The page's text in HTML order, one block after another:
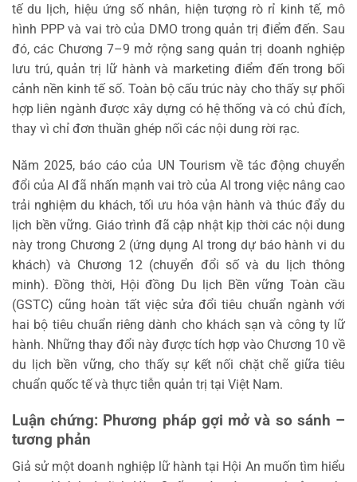
tế du lịch, hiệu ứng số nhân, hiện tượng rò rỉ kinh tế, mô
hình PPP và vai trò của DMO trong quản trị điểm đến. Sau
đó, các Chương 7–9 mở rộng sang quản trị doanh nghiệp
lưu trú, quản trị lữ hành và marketing điểm đến trong bối
cảnh nền kinh tế số. Toàn bộ cấu trúc này cho thấy sự phối
hợp liên ngành được xây dựng có hệ thống và có chủ đích,
thay vì chỉ đơn thuần ghép nối các nội dung rời rạc.
Năm 2025, báo cáo của UN Tourism về tác động chuyển
đổi của AI đã nhấn mạnh vai trò của AI trong việc nâng cao
trải nghiệm du khách, tối ưu hóa vận hành và thúc đẩy du
lịch bền vững. Giáo trình đã cập nhật kịp thời các nội dung
này trong Chương 2 (ứng dụng AI trong dự báo hành vi du
khách) và Chương 12 (chuyển đổi số và du lịch thông
minh). Đồng thời, Hội đồng Du lịch Bền vững Toàn cầu
(GSTC) cũng hoàn tất việc sửa đổi tiêu chuẩn ngành với
hai bộ tiêu chuẩn riêng dành cho khách sạn và công ty lữ
hành. Những thay đổi này được tích hợp vào Chương 10 về
du lịch bền vững, cho thấy sự kết nối chặt chẽ giữa tiêu
chuẩn quốc tế và thực tiễn quản trị tại Việt Nam.
Luận chứng: Phương pháp gợi mở và so sánh –
tương phản
Giả sử một doanh nghiệp lữ hành tại Hội An muốn tìm hiểu